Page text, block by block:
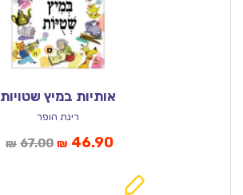
אותיות במיץ שטויות
רינת הופר
₪ 67.00המחיר
₪ 46.90המחיר
הוא: